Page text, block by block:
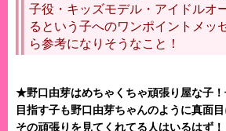
子役・キッズモデル・アイドルオ
るという子へのワンポイントメッ
ら参考になりそうなこと！
★野口由芽はめちゃくちゃ頑張り屋な子
目指す子も野口由芽ちゃんのように真面
その頑張りを見てくれてる人はいるはず！